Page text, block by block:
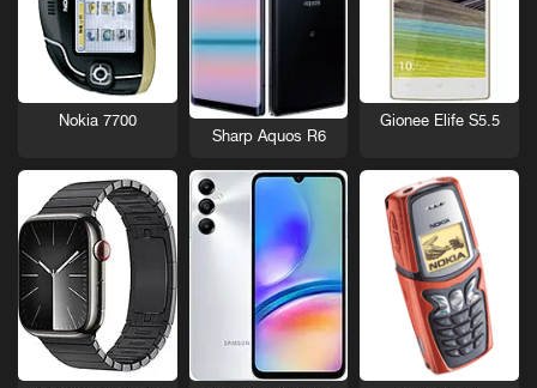
Gionee Elife S5.5
Sharp Aquos R6
Nokia 7700